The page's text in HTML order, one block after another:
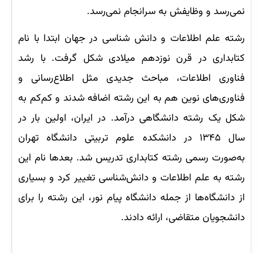
نمی‌رسد و وظایفش به سرانجام نمی‌رسد.
رشته علم اطلاعات و دانش شناسی در جهان ابتدا با نام
کتابداری در قرن نوزدهم میلادی شکل گرفت. با رشد
فناوری اطلاعات، مباحث جدیدی مثل اطلاع‌رسانی و
فناوری‌های نوین هم به این رشته اضافه شدند و کم‌کم به
شکل یک رشته دانشگاهی درآمد. در ایران، اولین بار در
سال ۱۳۴۵ در دانشکده علوم تربیتی دانشگاه تهران
به‌صورت رسمی رشته کتابداری تدریس شد. بعدها نام این
رشته به علم اطلاعات و دانش‌شناسی تغییر کرد و بسیاری
از دانشگاه‌ها از جمله دانشگاه پیام نور، این رشته را برای
دانشجویان متقاضی، ارائه دادند.